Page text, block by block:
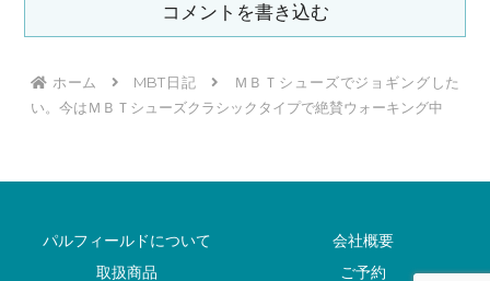
コメントを書き込む
ホーム MBT日記
ＭＢＴシューズでジョギングした
い。今はＭＢＴシューズクラシックタイプで絶賛ウォーキング中
パルフィールドについて
会社概要
取扱商品
ご予約